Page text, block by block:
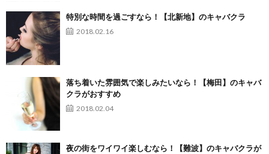
特別な時間を過ごすなら！【北新地】のキャバクラ
2018.02.16
落ち着いた雰囲気で楽しみたいなら！【梅田】のキャバ
クラがおすすめ
2018.02.04
夜の街をワイワイ楽しむなら！【難波】のキャバクラが